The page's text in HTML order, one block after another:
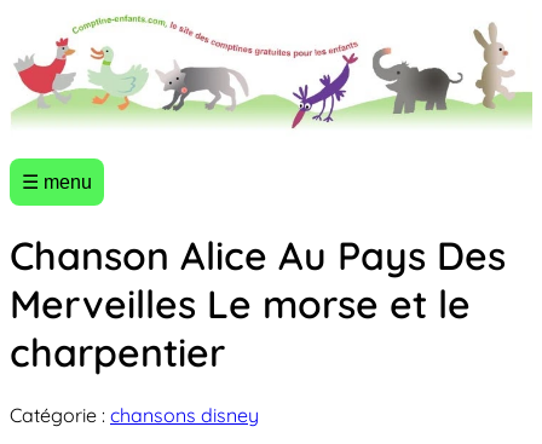
☰ menu
Chanson Alice Au Pays Des
Merveilles Le morse et le
charpentier
Catégorie : chansons disney